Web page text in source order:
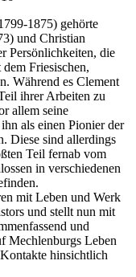
1875) gehörte
und Christian
Persönlichkeiten, die
Friesischen,
Während es Clement
ihrer Arbeiten zu
allem seine
als einen Pionier der
Diese sind allerdings
Teil fernab vom
in verschiedenen
mit Leben und Werk
und stellt nun mit
und
Mechlenburgs Leben
hinsichtlich